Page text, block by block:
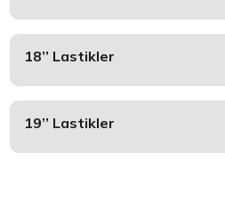
18’’ Lastikler
19’’ Lastikler